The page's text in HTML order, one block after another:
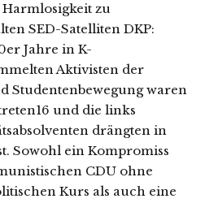
zu
SED-Satelliten DKP:
Jahre in K-
Aktivisten der
Studentenbewegung waren
und die links
drängten in
Sowohl ein Kompromiss
CDU ohne
Kurs als auch eine